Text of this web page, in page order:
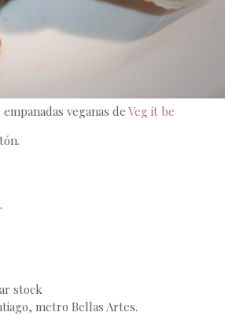
veganas de Veg it be
stock
metro Bellas Artes.